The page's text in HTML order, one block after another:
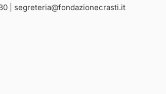
| segreteria@fondazionecrasti.it